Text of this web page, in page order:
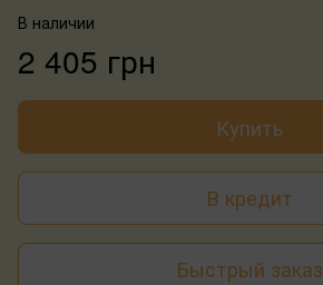
В наличии
2 405 грн
Купить
В кредит
Быстрый заказ